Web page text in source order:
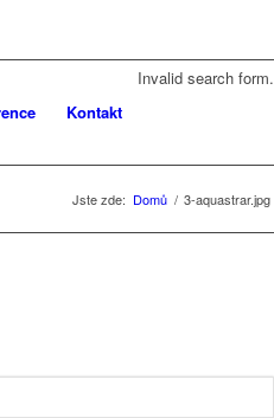
Kontakt
Invalid search form.
Jste zde: Domů / 3-aquastrar.jpg